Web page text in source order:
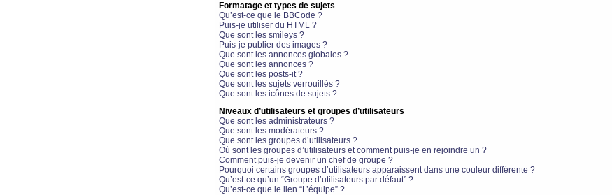
Formatage et types de sujets
Qu’est-ce que le BBCode ?
Puis-je utiliser du HTML ?
Que sont les smileys ?
Puis-je publier des images ?
Que sont les annonces globales ?
Que sont les annonces ?
Que sont les posts-it ?
Que sont les sujets verrouillés ?
Que sont les icônes de sujets ?
Niveaux d’utilisateurs et groupes d’utilisateurs
Que sont les administrateurs ?
Que sont les modérateurs ?
Que sont les groupes d’utilisateurs ?
Où sont les groupes d’utilisateurs et comment puis-je en rejoindre un ?
Comment puis-je devenir un chef de groupe ?
Pourquoi certains groupes d’utilisateurs apparaissent dans une couleur différente ?
Qu’est-ce qu’un “Groupe d’utilisateurs par défaut” ?
Qu’est-ce que le lien “L’équipe” ?